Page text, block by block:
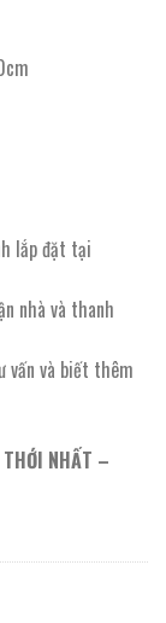
lắp đặt tại
nhà và thanh
vấn và biết thêm
NHẤT –